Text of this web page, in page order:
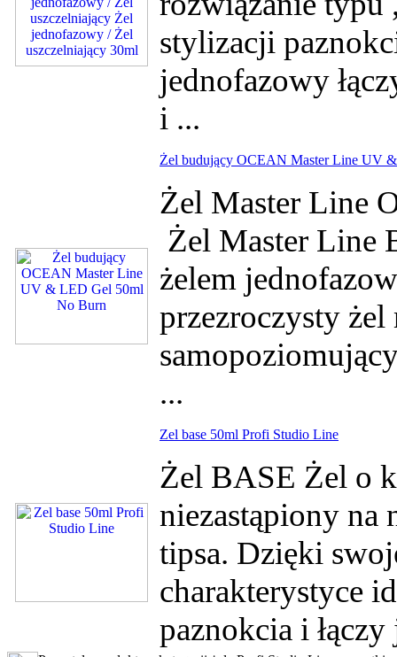
stylizacji
jednofazowy
i ...
Żel budujący OCEAN Master Line UV
Żel Master Line
Żel Master Line
żelem
przezroczysty żel
...
Zel base 50ml Profi Studio Line
Żel BASE Żel o
niezastąpiony na
tipsa. Dzięki
charakterystyce
paznokcia i